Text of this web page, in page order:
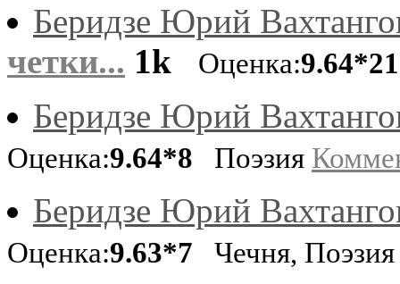
Беридзе Юрий
четки... 1k Оценка:9.64*21
Беридзе Юрий
Оценка:9.64*8 Поэзия
Беридзе Юрий
Оценка:9.63*7 Чечня,